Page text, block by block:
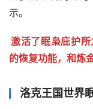
示。
激活了眠枭庇护
的恢复功能，和炼
洛克王国世界